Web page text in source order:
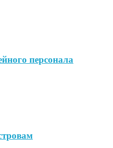
персонала